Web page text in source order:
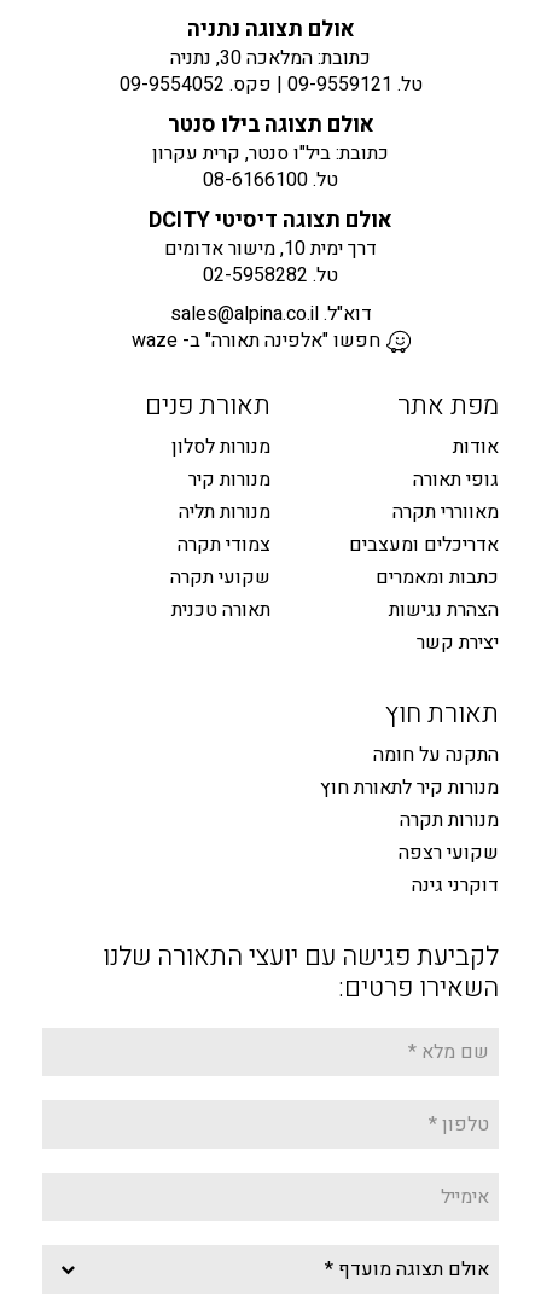
אולם תצוגה נתניה
כתובת: המלאכה 30, נתניה
טל. 09-9559121 | פקס. 09-9554052
אולם תצוגה בילו סנטר
כתובת: ביל"ו סנטר, קרית עקרון
טל.08-6166100
אולם תצוגה דיסיטי DCITY
דרך ימית 10, מישור אדומים
טל. 02-5958282
דוא"ל.sales@alpina.co.il
חפשו "אלפינה תאורה" ב- waze
מפת אתר
אודות
גופי תאורה
מאווררי תקרה
אדריכלים ומעצבים
כתבות ומאמרים
הצהרת נגישות
יצירת קשר
תאורת פנים
מנורות לסלון
מנורות קיר
מנורות תליה
צמודי תקרה
שקועי תקרה
תאורה טכנית
תאורת חוץ
התקנה על חומה
מנורות קיר לתאורת חוץ
מנורות תקרה
שקועי רצפה
דוקרני גינה
לקביעת פגישה עם יועצי התאורה שלנו
השאירו פרטים: